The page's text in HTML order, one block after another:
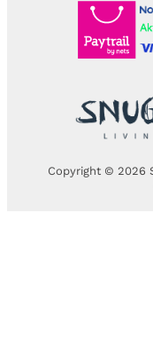
Copyright © 2026